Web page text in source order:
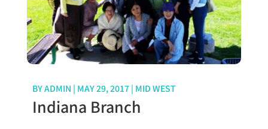
BYADMIN | MAY 29, 2017| MID WEST
Indiana Branch